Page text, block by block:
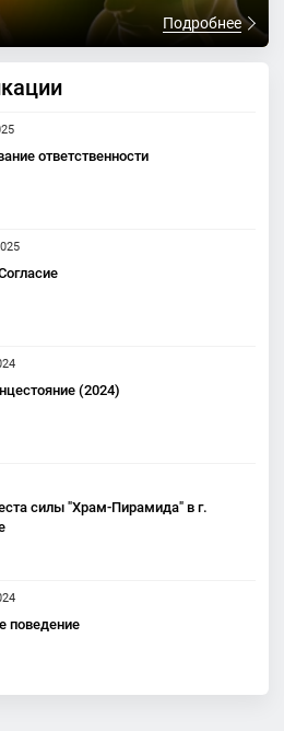
Подробнее
ответственности
(2024)
силы "Храм-Пирамида" в г.
поведение